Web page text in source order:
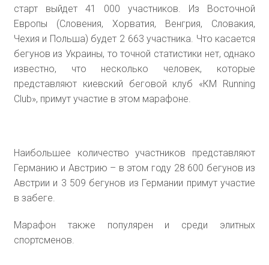
старт выйдет 41 000 участников. Из Восточной
Европы (Словения, Хорватия, Венгрия, Словакия,
Чехия и Польша) будет 2 663 участника. Что касается
бегунов из Украины, то точной статистики нет, однако
известно, что несколько человек, которые
представляют киевский беговой клуб «КM Running
Club», примут участие в этом марафоне.
Наибольшее количество участников представляют
Германию и Австрию – в этом году 28 600 бегунов из
Австрии и 3 509 бегунов из Германии примут участие
в забеге.
Марафон также популярен и среди элитных
спортсменов.